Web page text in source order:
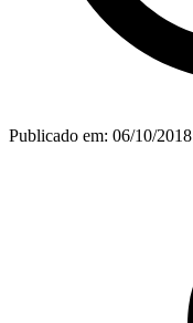
Publicado em: 06/10/2018